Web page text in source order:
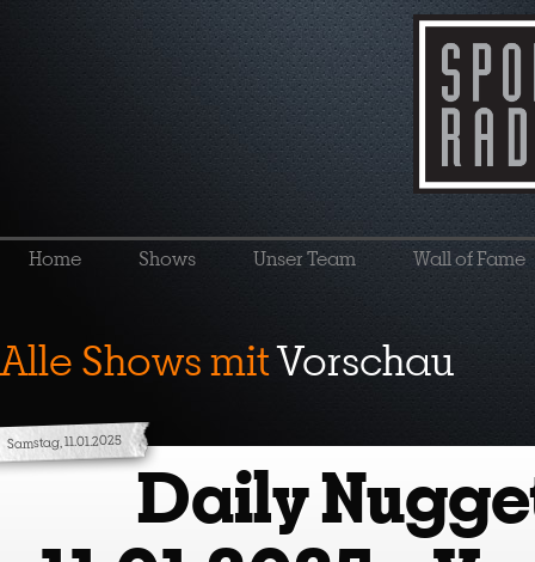
Home Shows Unser Team Wall of Fame
Alle Shows mitVorschau
Samstag, 11.01.2025
Daily